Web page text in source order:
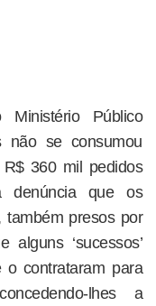
Público
não se consumou
360 mil pedidos
denúncia que os
também presos por
alguns ‘sucessos’
o contrataram para
lhes a